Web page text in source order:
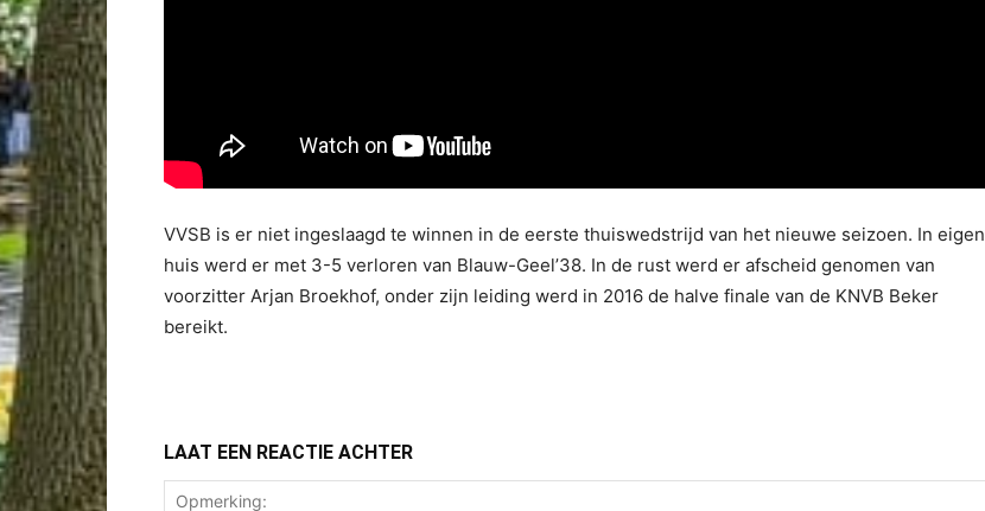
VVSB is er niet ingeslaagd te winnen in de eerste thuiswedstrijd van het nieuwe seizoen. In eigen
huis werd er met 3-5 verloren van Blauw-Geel’38. In de rust werd er afscheid genomen van
voorzitter Arjan Broekhof, onder zijn leiding werd in 2016 de halve finale van de KNVB Beker
bereikt.
LAAT EEN REACTIE ACHTER